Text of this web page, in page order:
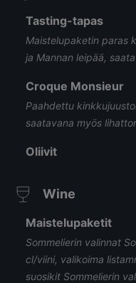
Tasting-tapas
Maistelupaketin paras
ja Mannan leipää,
Croque Monsieur
Paahdettu
saatavana myös
Oliivit
Wine
Maistelupaketit
Sommelierin valinnat
cl/viini, valikoima
suosikit Sommelierin